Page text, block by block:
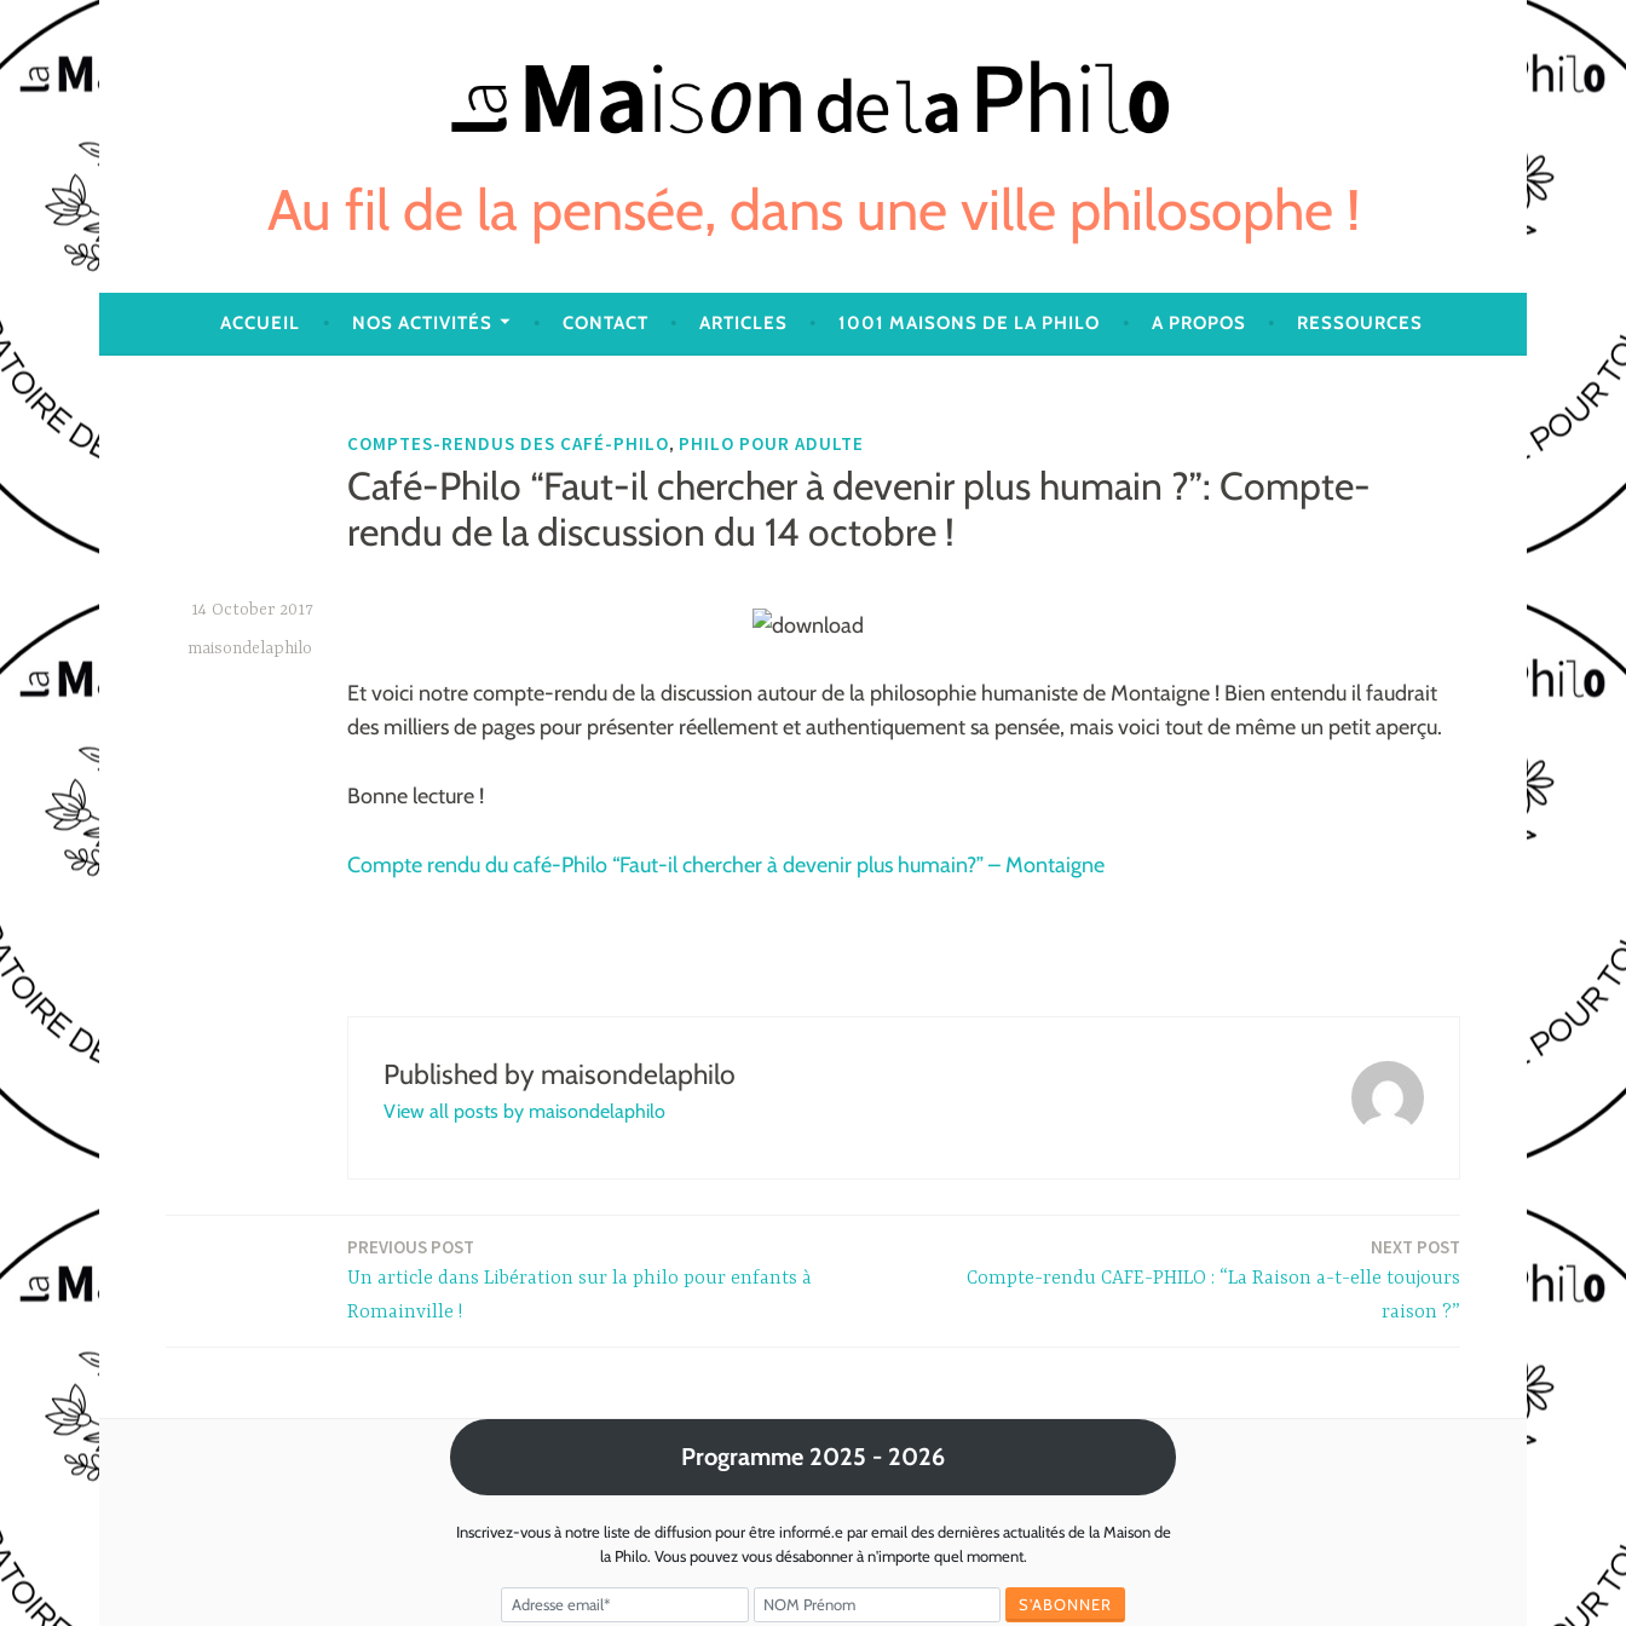
content
Au fil de la pensée, dans une ville philosophe !
ACCUEIL NOS ACTIVITÉS CONTACT ARTICLES 1001 MAISONS DE LA PHILO A PROPOS RESSOURCES
COMPTES-RENDUS DES CAFÉ-PHILO, PHILO POUR ADULTE
Café-Philo “Faut-il chercher à devenir plus humain ?”: Compte-
rendu de la discussion du 14 octobre !
14 October 2017
maisondelaphilo
Et voici notre compte-rendu de la discussion autour de la philosophie humaniste de Montaigne ! Bien entendu il faudrait
des milliers de pages pour présenter réellement et authentiquement sa pensée, mais voici tout de même un petit aperçu.
Bonne lecture !
Compte rendu du café-Philo “Faut-il chercher à devenir plus humain?” – Montaigne
Published by maisondelaphilo
View all posts by maisondelaphilo
PREVIOUS POST
Un article dans Libération sur la philo pour enfants à
Romainville !
NEXT POST
Compte-rendu CAFE-PHILO : “La Raison a-t-elle toujours
raison ?”
Programme 2025 - 2026
Inscrivez-vous à notre liste de diffusion pour être informé.e par email des dernières actualités de la Maison de
la Philo. Vous pouvez vous désabonner à n'importe quel moment.